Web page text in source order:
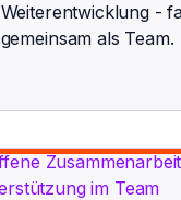
Weiterentwicklung -
gemeinsam als Team.